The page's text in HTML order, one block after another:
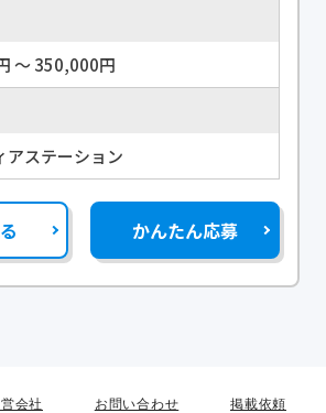
〜 350,000円
アステーション
かんたん応募
会社 お問い合わせ 掲載依頼